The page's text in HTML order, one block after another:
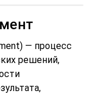
— процесс
решений,